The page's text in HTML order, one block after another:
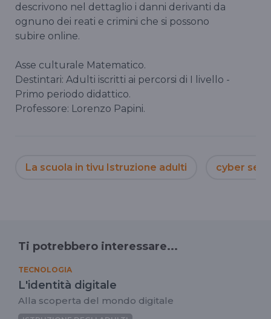
descrivono nel dettaglio i danni derivanti da
ognuno dei reati e crimini che si possono
subire online.
Asse culturale Matematico.
Destintari: Adulti iscritti ai percorsi di I livello -
Primo periodo didattico.
Professore: Lorenzo Papini.
La scuola in tivu Istruzione adulti cyber
Ti potrebbero interessare...
TECNOLOGIA
L'identità digitale
Alla scoperta del mondo digitale